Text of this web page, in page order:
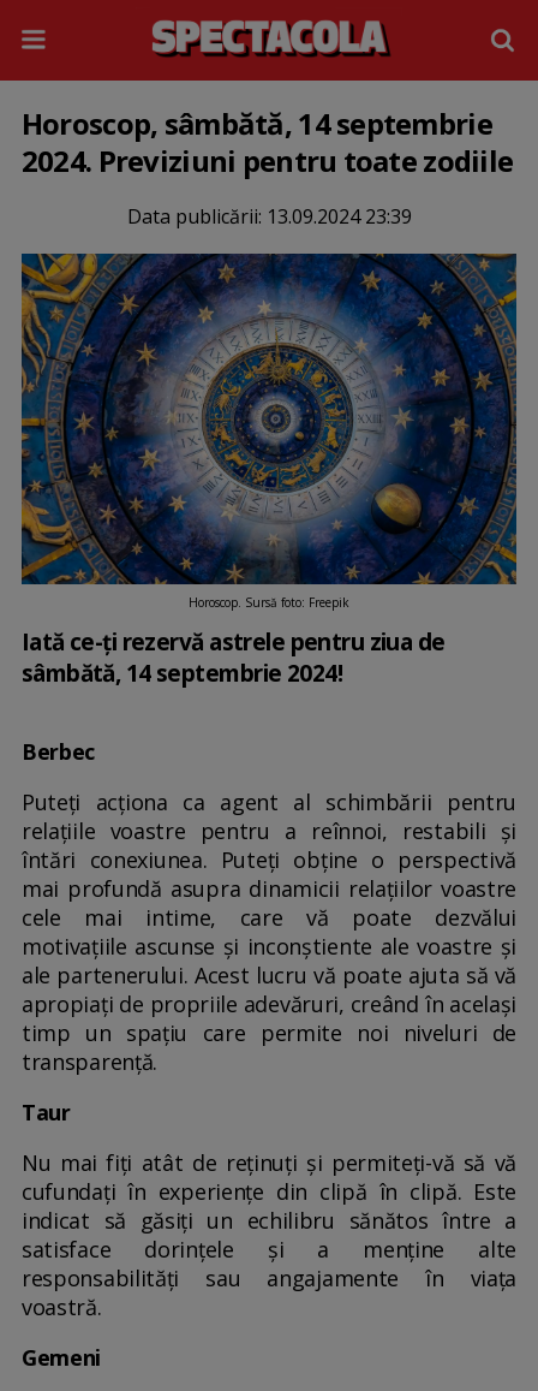
Horoscop, sâmbătă, 14 septembrie
2024. Previziuni pentru toate zodiile
Data publicării: 13.09.2024 23:39
Horoscop. Sursă foto: Freepik
Iată ce-ți rezervă astrele pentru ziua de
sâmbătă, 14 septembrie 2024!
Berbec
Puteți acționa ca agent al schimbării pentru
relațiile voastre pentru a reînnoi, restabili și
întări conexiunea. Puteți obține o perspectivă
mai profundă asupra dinamicii relațiilor voastre
cele mai intime, care vă poate dezvălui
motivațiile ascunse și inconștiente ale voastre și
ale partenerului. Acest lucru vă poate ajuta să vă
apropiați de propriile adevăruri, creând în același
timp un spațiu care permite noi niveluri de
transparență.
Taur
Nu mai fiți atât de reținuți și permiteți-vă să vă
cufundați în experiențe din clipă în clipă. Este
indicat să găsiți un echilibru sănătos între a
satisface dorințele și a menține alte
responsabilități sau angajamente în viața
voastră.
Gemeni